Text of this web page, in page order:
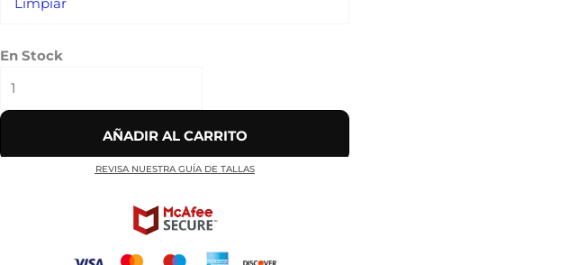
En Stock
AÑADIR AL CARRITO
REVISA NUESTRA GUÍA DE TALLAS